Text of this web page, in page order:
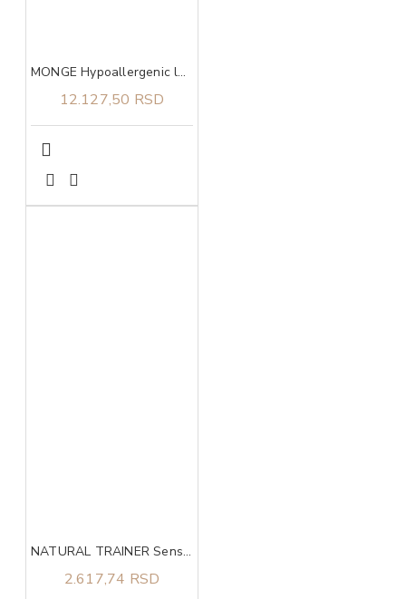
MONGE Hypoallergenic losos I tunjevina za sve rase adult 12kg
12.127,50 RSD
NATURAL TRAINER Sensitive no gluten sa pačetinom za odrasle pse srednjih i velikih rasa 3kg
2.617,74 RSD